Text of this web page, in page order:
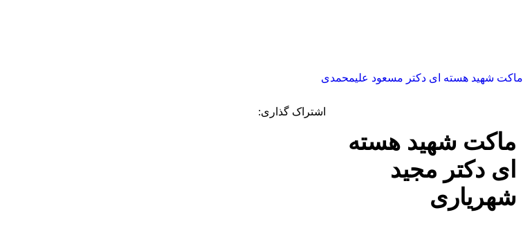
ماکت شهید هسته ای دکتر مسعود علیمحمدی
ماکت شهید هسته
ای دکتر مجید
شهریاری
اشتراک گذاری: